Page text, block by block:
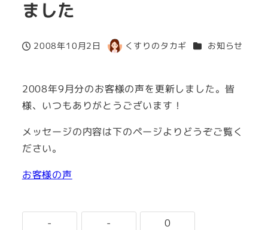
ました
投稿日
2008年10月2日
著
くすりのタカギ カテゴリー
お知らせ
2008年9月分のお客様の声を更新しました。皆
様、いつもありがとうございます！
メッセージの内容は下のページよりどうぞご覧く
ださい。
お客様の声
- - 0